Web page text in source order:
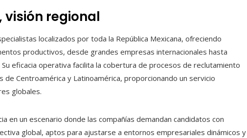
visión regional
localizados por toda la República Mexicana, ofreciendo
productivos, desde grandes empresas internacionales hasta
eficacia operativa facilita la cobertura de procesos de reclutamiento
Centroamérica y Latinoamérica, proporcionando un servicio
globales.
en un escenario donde las compañías demandan candidatos con
global, aptos para ajustarse a entornos empresariales dinámicos y